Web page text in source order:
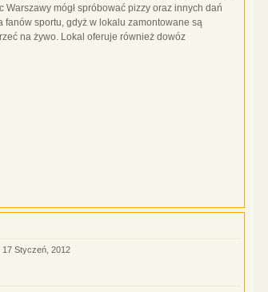
mógł spróbować pizzy oraz innych dań
sportu, gdyż w lokalu zamontowane są
na żywo. Lokal oferuje również dowóz
17 Styczeń, 2012